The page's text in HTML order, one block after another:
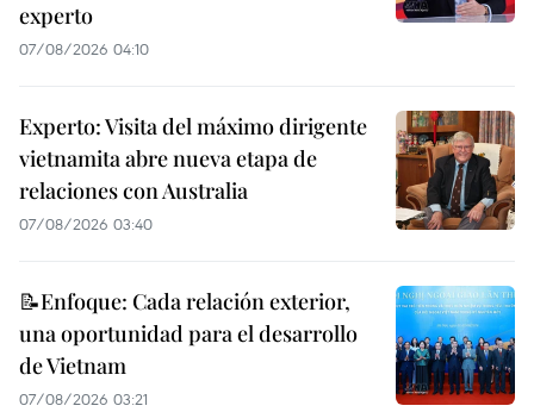
experto
07/08/2026 04:10
Experto: Visita del máximo dirigente
vietnamita abre nueva etapa de
relaciones con Australia
07/08/2026 03:40
📝Enfoque: Cada relación exterior,
una oportunidad para el desarrollo
de Vietnam
07/08/2026 03:21